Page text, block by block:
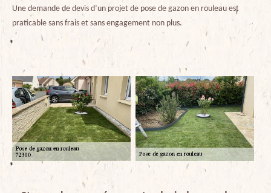
Une demande de devis d’un projet de pose de gazon en rouleau est
praticable sans frais et sans engagement non plus.